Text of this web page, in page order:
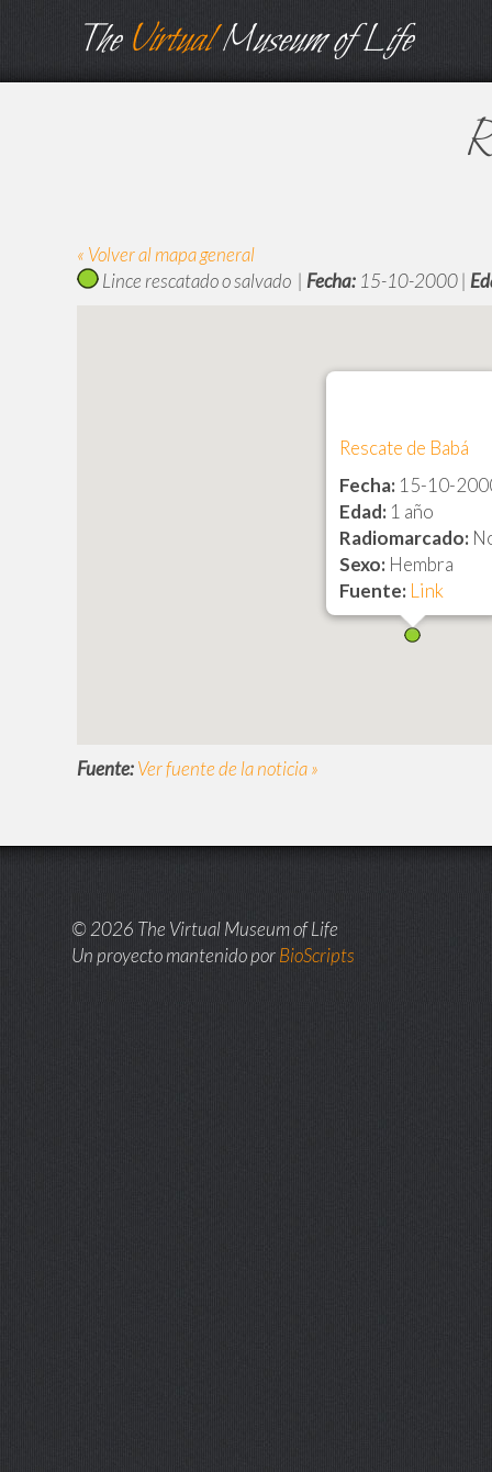
TheVirtualMuseum of Life
« Volver al mapa general
Lince rescatado o salvado | Fecha: 15-10-2000 |
Rescate de Babá
Fecha: 15-10-
Edad: 1 año
Radiomarcado:
Sexo: Hembra
Fuente: Link
Fuente:Ver fuente de la noticia »
© 2026 The Virtual Museum of Life
Un proyecto mantenido porBioScripts